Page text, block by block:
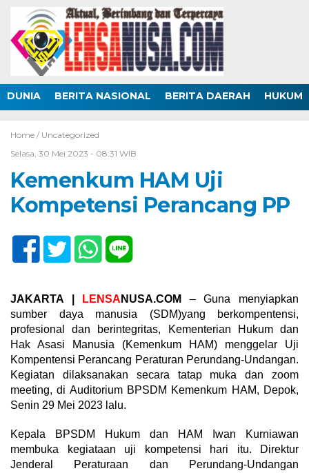
DUNIA BERITA NASIONAL BERITA DAERAH HUKUM
Home / Uncategorized
Selasa, 30 Mei 2023 - 08:31 WIB
Kemenkum HAM Uji
Kompetensi Perancang PP
JAKARTA | LENSA NUSA.COM
– Guna menyiapkan
sumber daya manusia (SDM)yang berkompentensi,
profesional dan berintegritas, Kementerian Hukum dan
Hak Asasi Manusia (Kemenkum HAM) menggelar Uji
Kompentensi Perancang Peraturan Perundang-Undangan.
Kegiatan dilaksanakan secara tatap muka dan zoom
meeting, di Auditorium BPSDM Kemenkum HAM, Depok,
Senin 29 Mei 2023 lalu.
Kepala BPSDM Hukum dan HAM Iwan Kurniawan
membuka kegiataan uji kompetensi hari itu. Direktur
Jenderal Peraturaan dan Perundang-Undangan